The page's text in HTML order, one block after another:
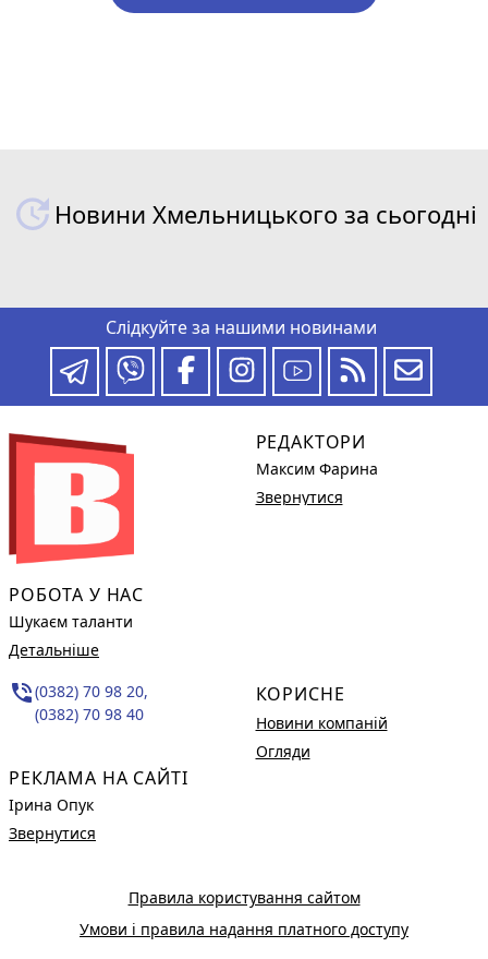
Новини Хмельницького за сьогодні
Слідкуйте за нашими новинами
РОБОТА У НАС
Шукаєм таланти
Детальніше
phone_in_talk(0382) 70 98 20,
(0382) 70 98 40
РЕКЛАМА НА САЙТІ
Ірина Опук
Звернутися
РЕДАКТОРИ
Максим Фарина
Звернутися
КОРИСНЕ
Новини компаній
Огляди
Правила користування сайтом
Умови і правила надання платного доступу